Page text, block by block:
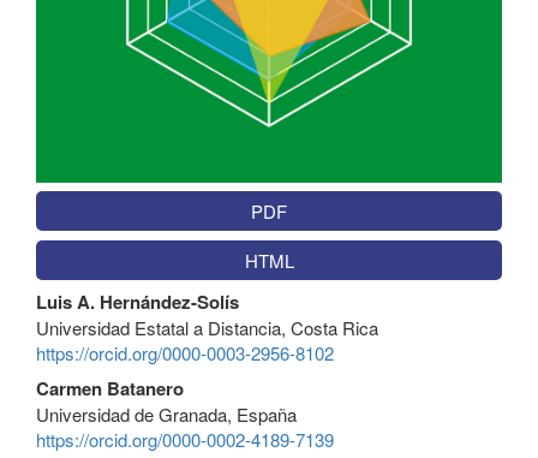
PDF
HTML
Contenido
principal
del
artículo
Luis A. Hernández-Solís
Universidad Estatal a Distancia, Costa Rica
https://orcid.org/0000-0003-2956-8102
Carmen Batanero
Universidad de Granada, España
https://orcid.org/0000-0002-4189-7139